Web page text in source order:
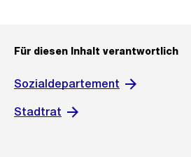
Für diesen Inhalt verantwortlich
Sozialdepartement
Stadtrat